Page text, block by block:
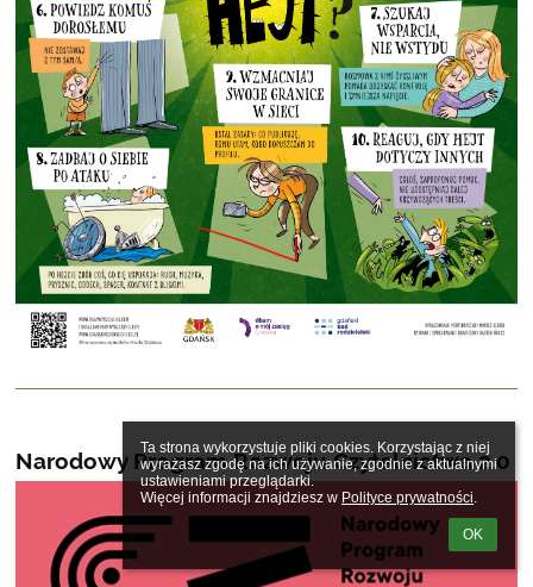
Ta strona wykorzystuje pliki cookies. Korzystając z niej
wyrażasz zgodę na ich używanie, zgodnie z aktualnymi
ustawieniami przeglądarki.
Więcej informacji znajdziesz w Polityce prywatności.
OK
Narodowy Program Rozwoju Czytelnictwa 2.0